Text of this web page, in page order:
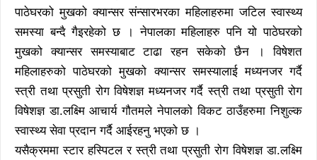
पाठेघरको मुखको क्यान्सर संन्सारभरका महिलाहरुमा जटिल स्वास्थ्य
समस्या बन्दै गैइरहेको छ । नेपालका महिलाहरु पनि यो पाठेघरको
मुखको क्यान्सर समस्याबाट टाढा रहन सकेको छैन । विषेशत
महिलाहरुको पाठेघरको मुखको क्यान्सर समस्यालाई मध्यनजर गर्दै
स्त्री तथा प्रसुती रोग विषेशज्ञ मध्यनजर गर्दै स्त्री तथा प्रसुती रोग
विषेशज्ञ डा.लक्ष्मि आचार्य गौतमले नेपालको विकट ठाउँहरुमा निशुल्क
स्वास्थ्य सेवा प्रदान गर्दै आईरहनु भएको छ ।
यसैक्रममा स्टार हस्पिटल र स्त्री तथा प्रसुती रोग विषेशज्ञ डा.लक्ष्मि